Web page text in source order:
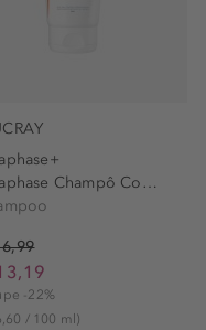
Anaphase Champô Complemento...
-22%
/ 100 ml)